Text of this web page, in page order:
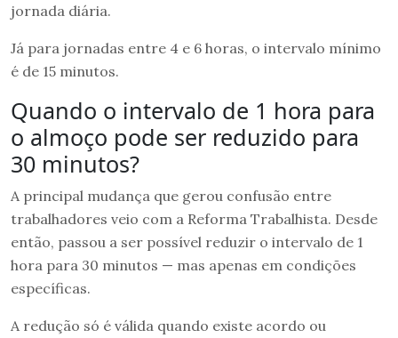
jornada diária.
Já para jornadas entre 4 e 6 horas, o intervalo mínimo
é de 15 minutos.
Quando o intervalo de 1 hora para
o almoço pode ser reduzido para
30 minutos?
A principal mudança que gerou confusão entre
trabalhadores veio com a Reforma Trabalhista. Desde
então, passou a ser possível reduzir o intervalo de 1
hora para 30 minutos — mas apenas em condições
específicas.
A redução só é válida quando existe acordo ou